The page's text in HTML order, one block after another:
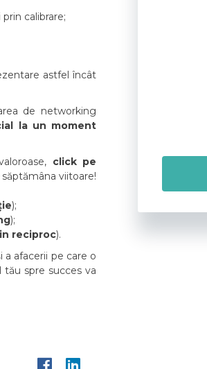
calibrare;
astfel încât
de networking
la un moment
click pe
viitoare!
);
);
reciproc).
afacerii pe care o
spre succes va